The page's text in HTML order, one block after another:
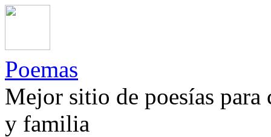
Poemas
Mejor sitio de poesías
y familia